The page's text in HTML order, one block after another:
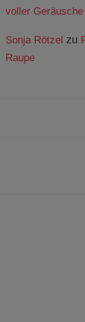
voller Geräusche
Sonja Rötzel zu
Raupe